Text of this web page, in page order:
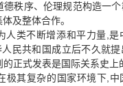
德秩序、伦理规范构造一
及整体合作。
人类不断增添和平力量,是
民共和国成立后不久就
正式发表是国际关系史上
极其复杂的国家环境下,中